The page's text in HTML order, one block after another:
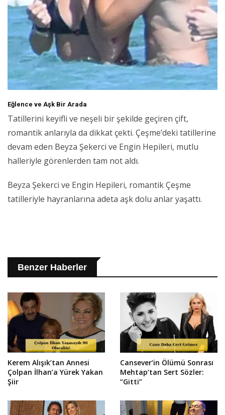
Eğlence ve Aşk Bir Arada
Tatillerini keyifli ve neşeli bir şekilde geçiren çift,
romantik anlarıyla da dikkat çekti. Çeşme’deki tatillerine
devam eden Beyza Şekerci ve Engin Hepileri, mutlu
halleriyle görenlerden tam not aldı.
Beyza Şekerci ve Engin Hepileri, romantik Çeşme
tatilleriyle hayranlarına adeta aşk dolu anlar yaşattı.
Benzer Haberler
Kerem Alışık’tan Annesi
Çolpan İlhan’a Yürek Yakan
Şiir
Cansever’in Ölümü Sonrası
Mehtap’tan Sert Sözler:
“Gitti”